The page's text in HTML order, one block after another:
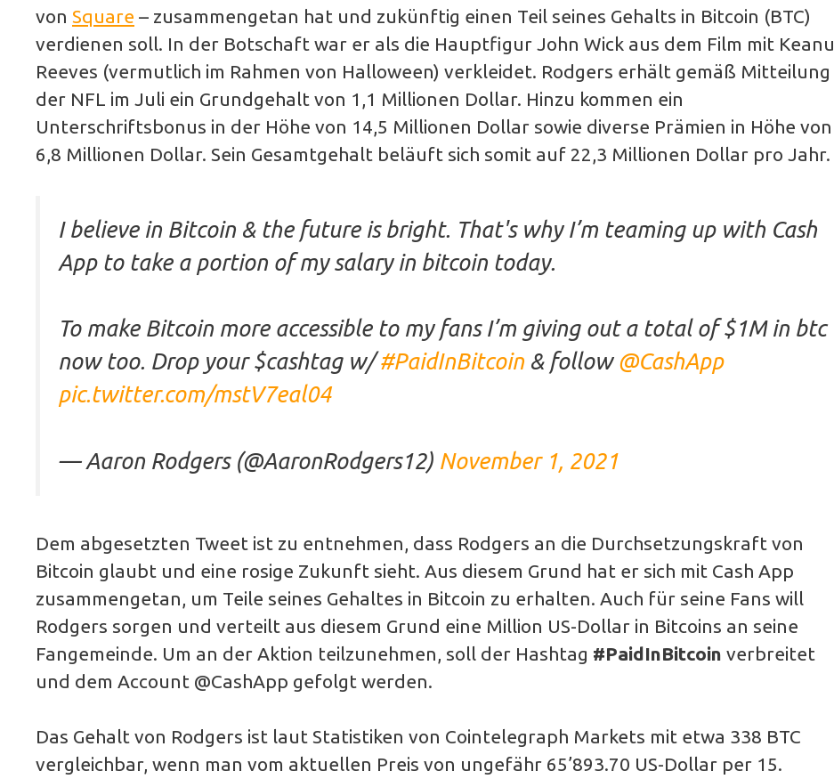
von Square – zusammengetan hat und zukünftig einen Teil seines Gehalts in Bitcoin (BTC)
verdienen soll. In der Botschaft war er als die Hauptfigur John Wick aus dem Film mit Keanu
Reeves (vermutlich im Rahmen von Halloween) verkleidet. Rodgers erhält gemäß Mitteilung
der NFL im Juli ein Grundgehalt von 1,1 Millionen Dollar. Hinzu kommen ein
Unterschriftsbonus in der Höhe von 14,5 Millionen Dollar sowie diverse Prämien in Höhe von
6,8 Millionen Dollar. Sein Gesamtgehalt beläuft sich somit auf 22,3 Millionen Dollar pro Jahr.
I believe in Bitcoin & the future is bright. That's why I’m teaming up with Cash
App to take a portion of my salary in bitcoin today.
To make Bitcoin more accessible to my fans I’m giving out a total of $1M in btc
now too. Drop your $cashtag w/#PaidInBitcoin & follow @CashApp
pic.twitter.com/mstV7eal04
— Aaron Rodgers (@AaronRodgers12) November 1, 2021
Dem abgesetzten Tweet ist zu entnehmen, dass Rodgers an die Durchsetzungskraft von
Bitcoin glaubt und eine rosige Zukunft sieht. Aus diesem Grund hat er sich mit Cash App
zusammengetan, um Teile seines Gehaltes in Bitcoin zu erhalten. Auch für seine Fans will
Rodgers sorgen und verteilt aus diesem Grund eine Million US-Dollar in Bitcoins an seine
Fangemeinde. Um an der Aktion teilzunehmen, soll der Hashtag #PaidInBitcoin verbreitet
und dem Account @CashApp gefolgt werden.
Das Gehalt von Rodgers ist laut Statistiken von Cointelegraph Markets mit etwa 338 BTC
vergleichbar, wenn man vom aktuellen Preis von ungefähr 65’893.70 US-Dollar per 15.